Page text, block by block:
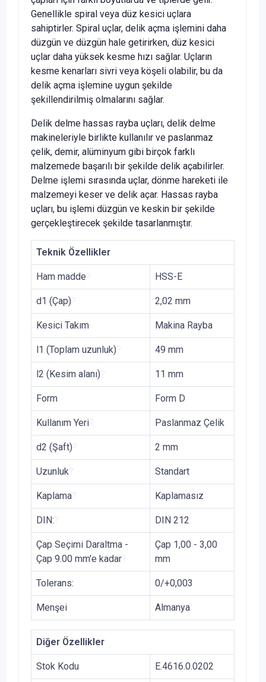
Genellikle spiral veya düz kesici uçlara
sahiptirler. Spiral uçlar, delik açma işlemini daha
düzgün ve düzgün hale getirirken, düz kesici
uçlar daha yüksek kesme hızı sağlar. Uçların
kesme kenarları sivri veya köşeli olabilir, bu da
delik açma işlemine uygun şekilde
şekillendirilmiş olmalarını sağlar.
Delik delme hassas rayba uçları, delik delme
makineleriyle birlikte kullanılır ve paslanmaz
çelik, demir, alüminyum gibi birçok farklı
malzemede başarılı bir şekilde delik açabilirler.
Delme işlemi sırasında uçlar, dönme hareketi ile
malzemeyi keser ve delik açar. Hassas rayba
uçları, bu işlemi düzgün ve keskin bir şekilde
gerçekleştirecek şekilde tasarlanmıştır.
Teknik Özellikler
Ham madde HSS-E
d1 (Çap) 2,02 mm
Kesici Takım Makina Rayba
l1 (Toplam uzunluk) 49 mm
l2 (Kesim alanı) 11 mm
Form Form D
Kullanım Yeri Paslanmaz Çelik
d2 (Şaft) 2 mm
Uzunluk Standart
Kaplama Kaplamasız
DIN: DIN 212
Çap Seçimi Daraltma -
Çap 9.00 mm'e kadar
Çap 1,00 - 3,00
mm
Tolerans: 0/+0,003
Menşei Almanya
Diğer Özellikler
Stok Kodu E.4616.0.0202